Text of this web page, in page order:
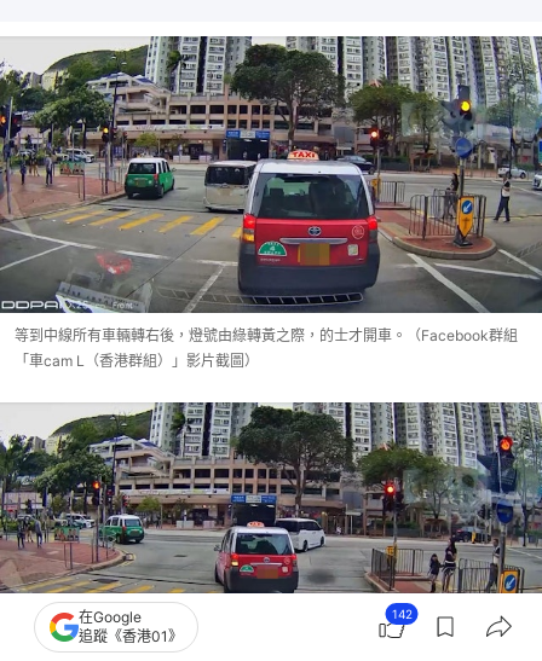
等到中線所有車輛轉右後，燈號由綠轉黃之際，的士才開車。（Facebook群組
「車cam L（香港群組）」影片截圖）
在Google
追蹤《香港01》
142